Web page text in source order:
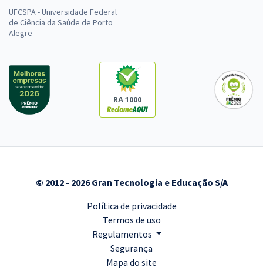
UFCSPA - Universidade Federal
de Ciência da Saúde de Porto
Alegre
RA 1000
© 2012 - 2026 Gran Tecnologia e Educação S/A
Política de privacidade
Termos de uso
Regulamentos
Segurança
Mapa do site